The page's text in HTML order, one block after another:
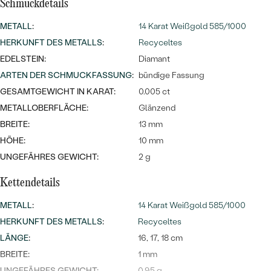
Wave Kollektion
ANSEHEN
NACH DER FARBE
NACH DER FORM
MASSGEFERTIGTER
DIAMANTEN
Ohrrinnge
ANSEHEN
Personalisierte
Halsketten
ANSEHEN
Meistverkaufte
Ringe
ANSEHEN
Schmuckdetails
METALL:
14 Karat Weißgold 585/1000
HERKUNFT DES METALLS:
Recyceltes
EDELSTEIN:
Diamant
ARTEN DER SCHMUCKFASSUNG: bündige Fassung
GESAMTGEWICHT IN KARAT:
0.005 ct
METALLOBERFLÄCHE:
Glänzend
BREITE:
13 mm
HÖHE:
10 mm
UNGEFÄHRES GEWICHT:
2 g
Kettendetails
METALL:
14 Karat Weißgold 585/1000
HERKUNFT DES METALLS:
Recyceltes
LÄNGE:
16, 17, 18 cm
BREITE:
1 mm